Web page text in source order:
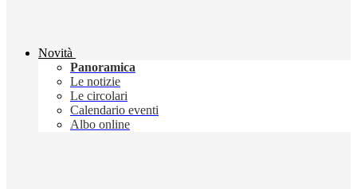
Novità
Panoramica
Le notizie
Le circolari
Calendario eventi
Albo online